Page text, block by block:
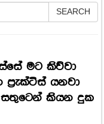
SEARCH
මට කිව්වා
යනවා
සතුටෙන් කියන දුක